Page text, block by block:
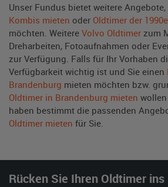
Unser Fundus bietet weitere Angebote,
Kombis mieten oder Oldtimer der
möchten. Weitere Volvo Oldtimer zum
Dreharbeiten, Fotoaufnahmen oder
zur Verfügung. Falls für Ihr Vorhaben
Verfügbarkeit wichtig ist und Sie einen
Brandenburg mieten möchten bzw.
Oldtimer in Brandenburg mieten
haben bestimmt die passenden
Oldtimer mieten für Sie.
Rücken Sie Ihren Oldtimer